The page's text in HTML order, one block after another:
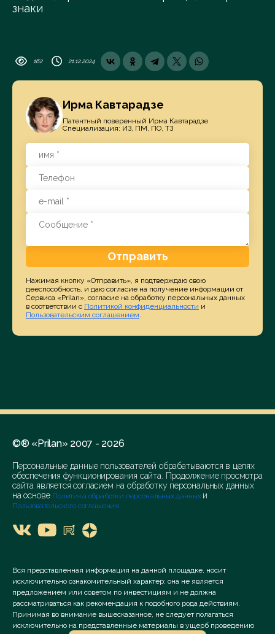
знаки
162 21.12.2024
Ирма Кавтарадзе
Патентный поверенный Ирма Кавтарадзе
Специализация: ИЗ, ПМ, ПО, ТЗ
Отправить
Нажимая кнопку «Отправить», я подтверждаю свою
дееспособность, и даю согласие на получение информации от
Сервиса «Prilan», согласие на обработку персональных данных
в соответствии с Политикой конфиденциальности и
Пользовательским соглашением.
©® «Prilan» 2007 - 2026
Персональные данные пользователей обрабатываются в целях
обеспечения функционирования сайта. Продолжение просмотра
сайта является согласием на обработку персональных данных
на основе Политика обработки персональных данных и
Пользовательского соглашения
Вся представленная информация на данной площадке, носит
исключительно ознакомительный характер; она не является
предложением или советом по инвестициям и не должна
рассматриваться как рекомендация к подобного рода действиям.
Принимая во внимание вышесказанное, не следует полагаться
исключительно на представленные материалы в ущерб проведению